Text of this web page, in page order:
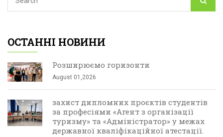
ОСТАННІ НОВИНИ
Розширюємо горизонти
August 01,2026
захист дипломних проєктів студентів
за професіями «Агент з організації
туризму» та «Адміністратор» у межах
державної кваліфікаційної атестації.